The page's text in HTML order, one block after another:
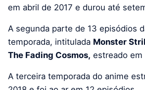
em abril de 2017 e durou até
A segunda parte de 13 episódios
temporada, intitulada Monster
The Fading Cosmos, estreado em
A terceira temporada do anime